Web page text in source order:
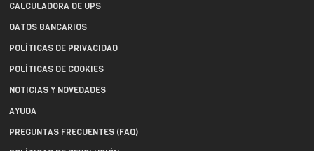
CALCULADORA DE UPS
DATOS BANCARIOS
POLÍTICAS DE PRIVACIDAD
POLÍTICAS DE COOKIES
NOTICIAS Y NOVEDADES
AYUDA
PREGUNTAS FRECUENTES (FAQ)